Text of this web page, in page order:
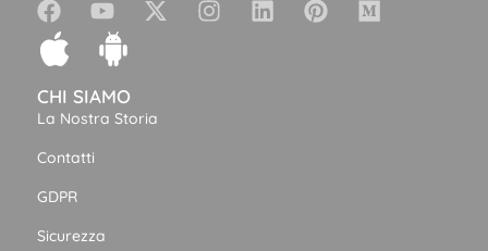
CHI SIAMO
La Nostra Storia
Contatti
GDPR
Sicurezza